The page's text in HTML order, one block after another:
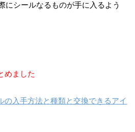
にシールなるものが手に入るよう
めました
入手方法と種類と交換できるアイ